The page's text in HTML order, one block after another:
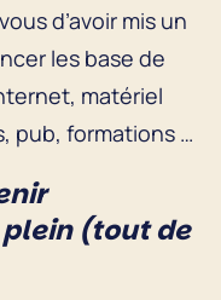
d’avoir mis un
les base de
matériel
pub, formations …
(tout de